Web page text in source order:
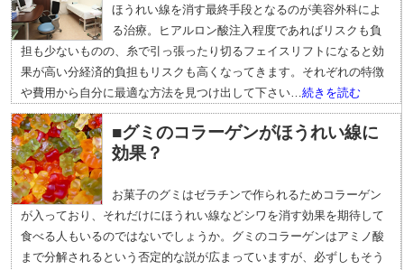
ほうれい線を消す最終手段となるのが美容外科によ
る治療。ヒアルロン酸注入程度であればリスクも負
担も少ないものの、糸で引っ張ったり切るフェイスリフトになると効
果が高い分経済的負担もリスクも高くなってきます。それぞれの特徴
や費用から自分に最適な方法を見つけ出して下さい…続きを読む
■グミのコラーゲンがほうれい線に
効果？
お菓子のグミはゼラチンで作られるためコラーゲン
が入っており、それだけにほうれい線などシワを消す効果を期待して
食べる人もいるのではないでしょうか。グミのコラーゲンはアミノ酸
まで分解されるという否定的な説が広まっていますが、必ずしもそう